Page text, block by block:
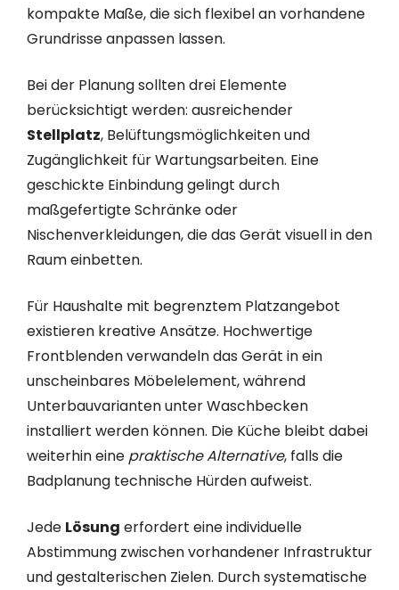
kompakte Maße, die sich flexibel an vorhandene
Grundrisse anpassen lassen.
Bei der Planung sollten drei Elemente
berücksichtigt werden: ausreichender
Stellplatz, Belüftungsmöglichkeiten und
Zugänglichkeit für Wartungsarbeiten. Eine
geschickte Einbindung gelingt durch
maßgefertigte Schränke oder
Nischenverkleidungen, die das Gerät visuell in den
Raum einbetten.
Für Haushalte mit begrenztem Platzangebot
existieren kreative Ansätze. Hochwertige
Frontblenden verwandeln das Gerät in ein
unscheinbares Möbelelement, während
Unterbauvarianten unter Waschbecken
installiert werden können. Die Küche bleibt dabei
weiterhin eine praktische Alternative, falls die
Badplanung technische Hürden aufweist.
Jede Lösung erfordert eine individuelle
Abstimmung zwischen vorhandener Infrastruktur
und gestalterischen Zielen. Durch systematische